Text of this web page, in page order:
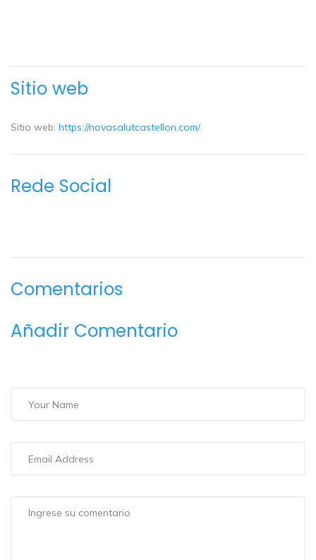
Sitio web
Sitio web: https://novasalutcastellon.com/
Rede Social
Comentarios
Añadir Comentario